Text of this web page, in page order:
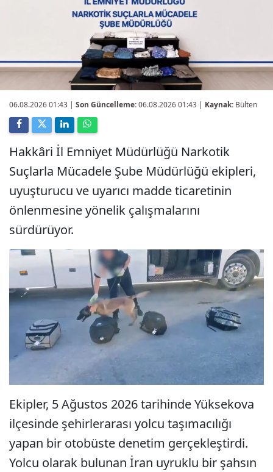
06.08.2026 01:43 | Son Güncelleme:06.08.2026 01:43 | Kaynak: Bülten
Hakkâri İl Emniyet Müdürlüğü Narkotik
Suçlarla Mücadele Şube Müdürlüğü ekipleri,
uyuşturucu ve uyarıcı madde ticaretinin
önlenmesine yönelik çalışmalarını
sürdürüyor.
Ekipler, 5 Ağustos 2026 tarihinde Yüksekova
ilçesinde şehirlerarası yolcu taşımacılığı
yapan bir otobüste denetim gerçekleştirdi.
Yolcu olarak bulunan İran uyruklu bir şahsın